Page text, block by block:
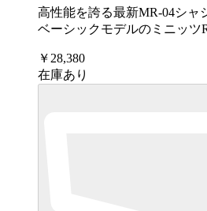
高性能を誇る最新MR-04シャ
ベーシックモデルのミニッツ
￥28,380
在庫あり